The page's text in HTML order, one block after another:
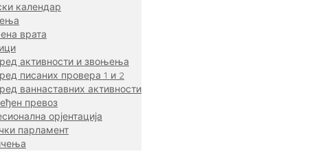
календар
врата
активности и звоњења
писаних провера 1 и 2
ваннаставних активности
превоз
орјентација
парламент